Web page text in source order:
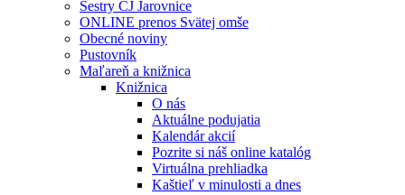
Sestry CJ Jarovnice
ONLINE prenos Svätej omše
Obecné noviny
Pustovník
Maľareň a knižnica
Knižnica
O nás
Aktuálne podujatia
Kalendár akcií
Pozrite si náš online katalóg
Virtuálna prehliadka
Kaštieľ v minulosti a dnes